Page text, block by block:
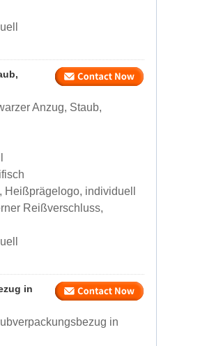
Anzug, Staub,
individuell
Reißverschluss,
in
in